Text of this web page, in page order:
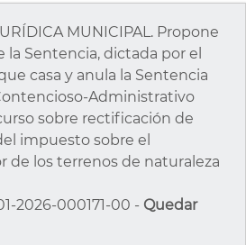
MUNICIPAL. Propone
Sentencia, dictada por el
casa y anula la Sentencia
Administrativo
sobre rectificación de
impuesto sobre el
de los terrenos de naturaleza
2026-000171-00 - Quedar